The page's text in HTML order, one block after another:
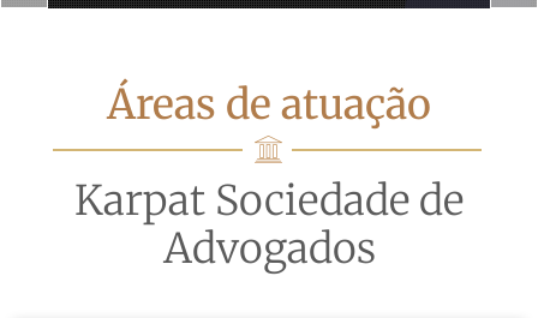
Áreas de atuação
Karpat Sociedade de
Advogados